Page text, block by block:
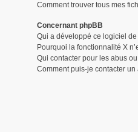
Comment trouver tous mes
Concernant phpBB
Qui a développé ce logiciel de
Pourquoi la fonctionnalité X
Qui contacter pour les abus
Comment puis-je contacter